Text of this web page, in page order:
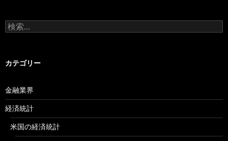
検
索:
カテゴリー
金融業界
経済統計
米国の経済統計